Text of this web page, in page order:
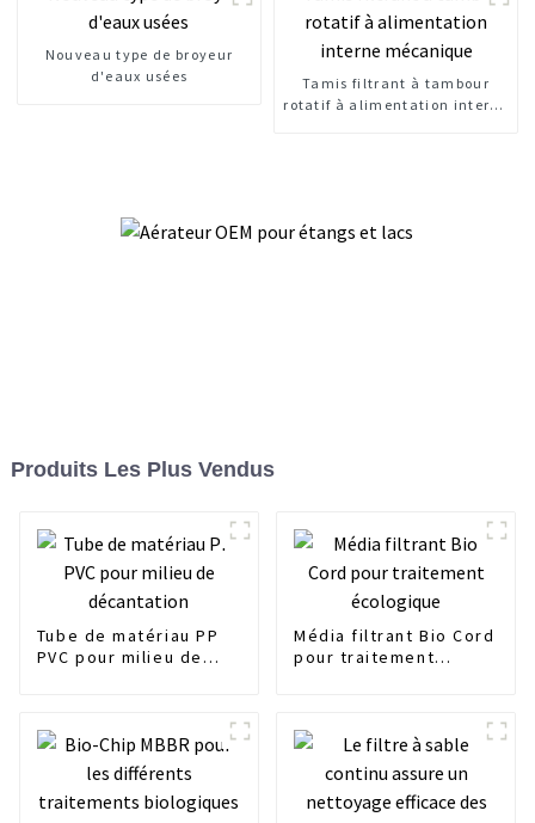
Nouveau type de broyeur
d'eaux usées
Tamis filtrant à tambour
rotatif à alimentation interne
Produits Les Plus Vendus
Tube de matériau PP
PVC pour milieu de
Média filtrant Bio Cord
pour traitement